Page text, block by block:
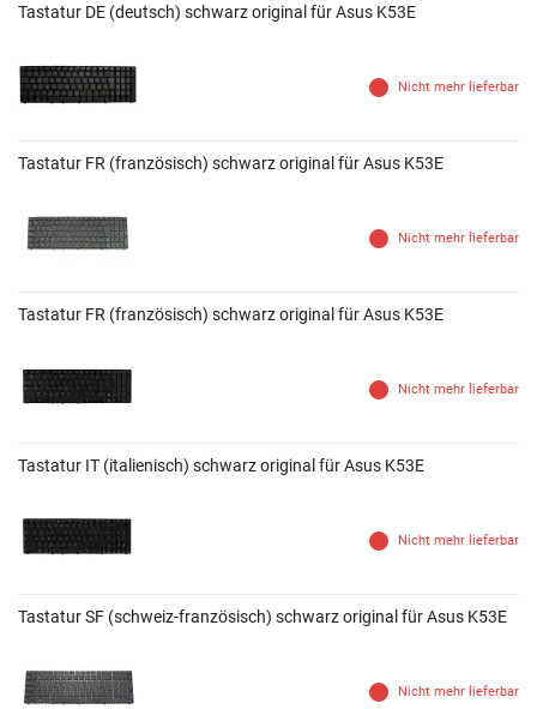
Tastatur DE (deutsch) schwarz original für Asus K53E
Nicht mehr lieferbar
Tastatur FR (französisch) schwarz original für Asus K53E
Nicht mehr lieferbar
Tastatur FR (französisch) schwarz original für Asus K53E
Nicht mehr lieferbar
Tastatur IT (italienisch) schwarz original für Asus K53E
Nicht mehr lieferbar
Tastatur SF (schweiz-französisch) schwarz original für Asus K53E
Nicht mehr lieferbar